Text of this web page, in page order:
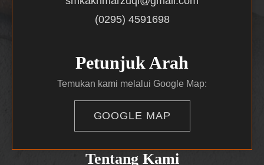
Tentang Kami
(0295) 4591698
Petunjuk Arah
Temukan kami melalui Google Map:
GOOGLE MAP